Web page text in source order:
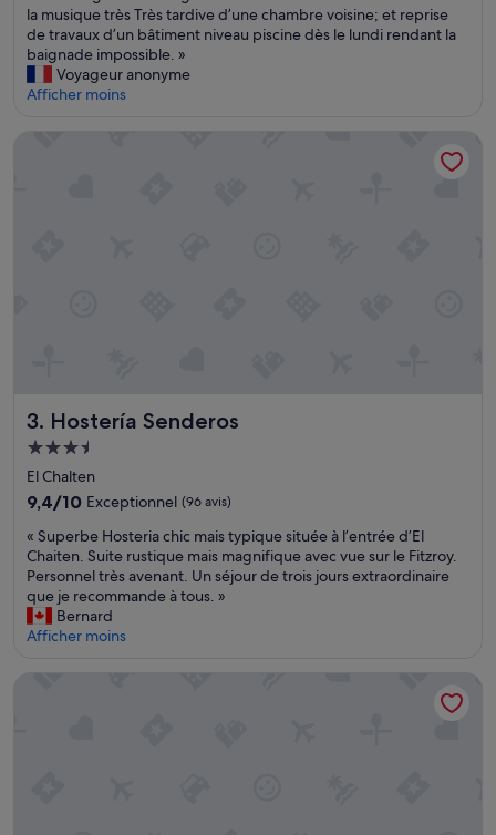
e
l
l
e
n
e
r
e
s
,
o
u
t
e
s
t
n
la musique très Très tardive d’une chambre voisine; et reprise
de travaux d’un bâtiment niveau piscine dès le lundi rendant la
baignade impossible. »
Voyageur anonyme
Afficher moins
3. Hostería Senderos
Hostería Senderos
Hébergement
3.5 étoiles
El Chalten
9.4
10,
Exceptionnel,
(96 avis)
9,4/10 Exceptionnel (96 avis)
«
S
u
p
e
r
e
« Superbe Hosteria chic mais typique située à l’entrée d’El
Chaiten. Suite rustique mais magnifique avec vue sur le Fitzroy.
Personnel très avenant. Un séjour de trois jours extraordinaire
que je recommande à tous. »
Bernard
Afficher moins